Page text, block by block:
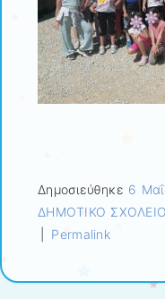
Δημοσιεύθηκε 6
ΔΗΜΟΤΙΚΟ
Permalink